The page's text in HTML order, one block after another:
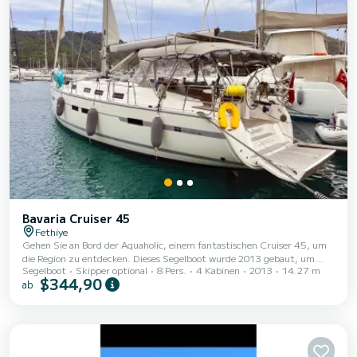
Bavaria Cruiser 45
Fethiye
Gehen Sie an Bord der Aquaholic, einem fantastischen Cruiser 45, um
die Region zu entdecken. Dieses Segelboot wurde 2013 gebaut, um
umfassenden Komfort und Leistung auf See zu gewährleisten. Das
Segelboot ist 14 Meter lang und hat 75 PS. Die 4 Kabinen bieten Platz
Rollgroßsegel und einer Rollgenua ausgestattet. Es verfügt über
Segelboot Skipper optional 8 Pers. 4 Kabinen 2013 14.27 m
ab $344,90